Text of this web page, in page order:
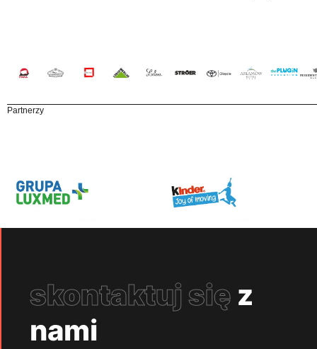
Partnerzy
skontaktuj się z
nami